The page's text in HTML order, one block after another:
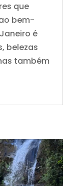
que
bem-
é
belezas
também